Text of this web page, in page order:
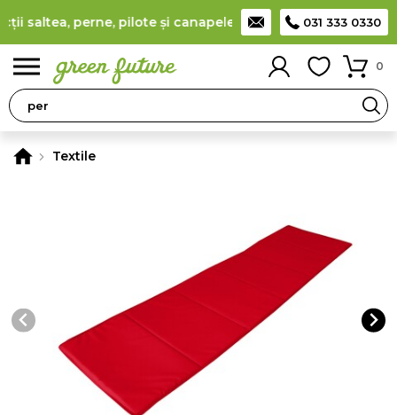
saltea, perne, pilote și canapele(detalii Producător
031 333 0330
0
Textile